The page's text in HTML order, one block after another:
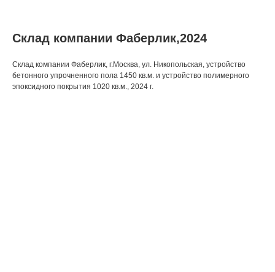
Склад компании Фаберлик,2024
Склад компании Фаберлик, г.Москва, ул. Никопольская, устройство
бетонного упрочненного пола 1450 кв.м. и устройство полимерного
эпоксидного покрытия 1020 кв.м., 2024 г.